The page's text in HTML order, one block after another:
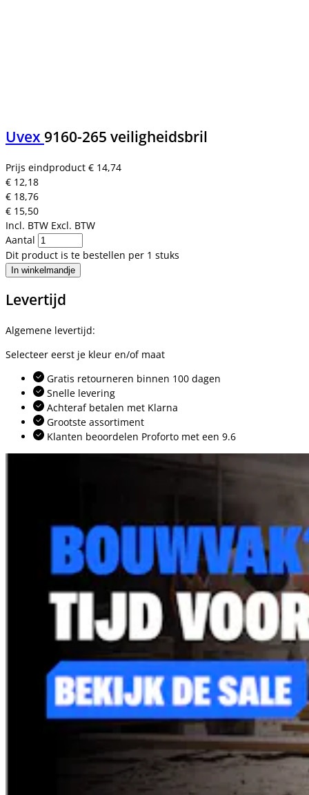
Uvex 9160-265 veiligheidsbril
Prijs eindproduct € 14,74
€ 12,18
€ 18,76
€ 15,50
Incl. BTW Excl. BTW
Aantal
Dit product is te bestellen per 1 stuks
In winkelmandje
Levertijd
Algemene levertijd:
Selecteer eerst je kleur en/of maat
Gratis retourneren binnen 100 dagen
Snelle levering
Achteraf betalen met Klarna
Grootste assortiment
Klanten beoordelen Proforto met een 9.6